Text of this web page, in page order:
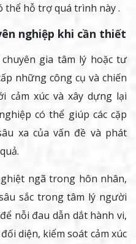
thể hỗ trợ quá trình này .​
nghiệp khi cần thiết
gia tâm lý hoặc tư
những công cụ và chiến
cảm xúc và xây dựng lại
có thể giúp các cặp
xa của vấn đề và phát
ngã trong hôn nhân,
sắc trong tâm lý người
nỗi đau dẫn dắt hành vi,
diện, kiểm soát cảm xúc